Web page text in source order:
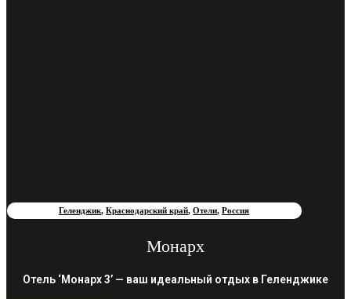
Геленджик,Краснодарский край,Отели,Россия
Монарх
Отель ‘Монарх 3’ — ваш идеальный отдых в Геленджике